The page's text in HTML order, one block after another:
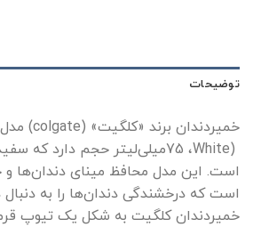
توضیحات
خمیردندان برند «کلگیت» (colgate)
White)، 75میلی‌لیتر حجم دارد که
است. این مدل محافظ مینای دندان‌ها و
است که درخشندگی دندان‌ها را به
خمیردندان کلگیت به شکل یک تیوپ